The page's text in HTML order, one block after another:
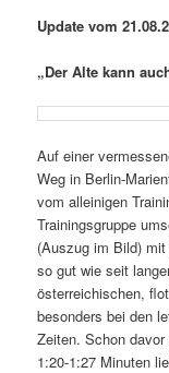
Update vom
„Der Alte kann
Auf einer
Weg in Berlin-
vom alleinigen
Trainingsgruppe
(Auszug im Bild)
so gut wie seit
österreichischen,
besonders bei den
Zeiten. Schon
1:20-1:27 Minuten